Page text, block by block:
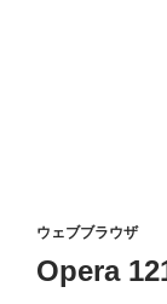
ウェブブラウザ
Opera